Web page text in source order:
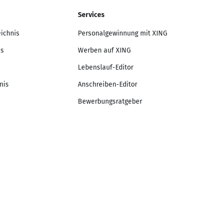
Services
Personalgewinnung mit XING
Werben auf XING
Lebenslauf-Editor
Anschreiben-Editor
Bewerbungsratgeber